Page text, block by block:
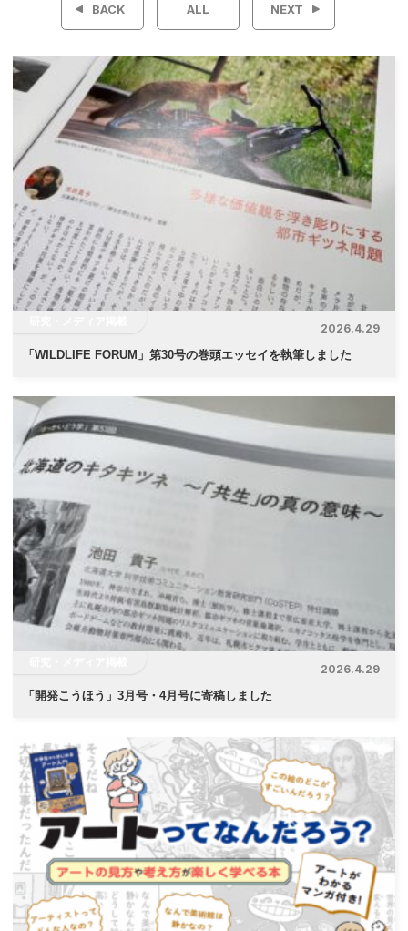
ビ
ー
シ
ョ
ン
BACK ALL NEXT
2026.4.29
「 WILDLIFE FORUM」第30号の巻頭エッセイを執筆しました
2026.4.29
「 開発こうほう」3月号・4月号に寄稿しました